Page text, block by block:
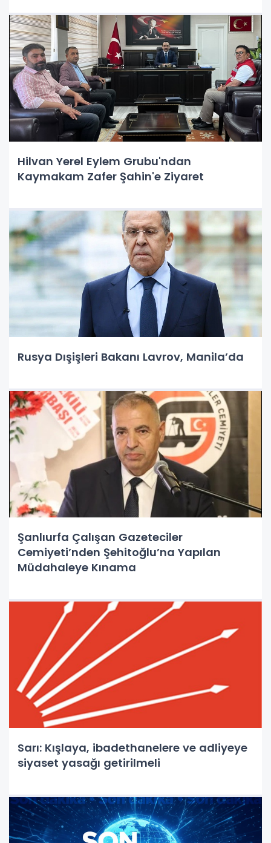
Hilvan Yerel Eylem Grubu'ndan
Kaymakam Zafer Şahin'e Ziyaret
Rusya Dışişleri Bakanı Lavrov, Manila’da
Şanlıurfa Çalışan Gazeteciler
Cemiyeti’nden Şehitoğlu’na Yapılan
Müdahaleye Kınama
Sarı: Kışlaya, ibadethanelere ve adliyeye
siyaset yasağı getirilmeli